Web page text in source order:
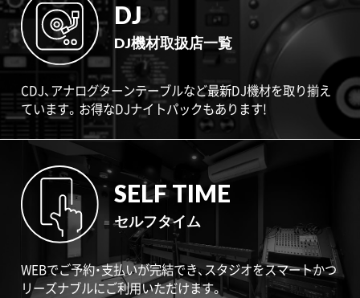
DJ
DJ機材取扱店一覧
CDJ、アナログターンテーブルなど最新DJ機材を取り揃え
ています。お得なDJナイトパックもあります!
SELF TIME
セルフタイム
WEBでご予約・支払いが完結でき、スタジオをスマートかつ
リーズナブルにご利用いただけます。